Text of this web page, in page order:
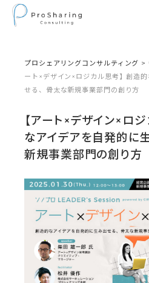
プロシェアリングコンサルティング >
ート×デザイン×ロジカル思考】創造
せる、骨太な新規事業部門の創り方
【アート×デザイン×ロ
なアイデアを自発的に
新規事業部門の創り方